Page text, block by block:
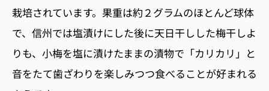
栽培されています。果重は約２グラムのほとんど球体
で、信州では塩漬けにした後に天日干しした梅干しよ
りも、小梅を塩に漬けたままの漬物で「カリカリ」と
音をたて歯ざわりを楽しみつつ食べることが好まれる